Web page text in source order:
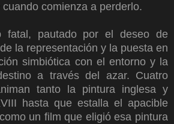
comienza a perderlo.
fatal, pautado por el deseo de
la representación y la puesta en
simbiótica con el entorno y la
a través del azar. Cuatro
tanto la pintura inglesa y
hasta que estalla el apacible
un film que eligió esa pintura